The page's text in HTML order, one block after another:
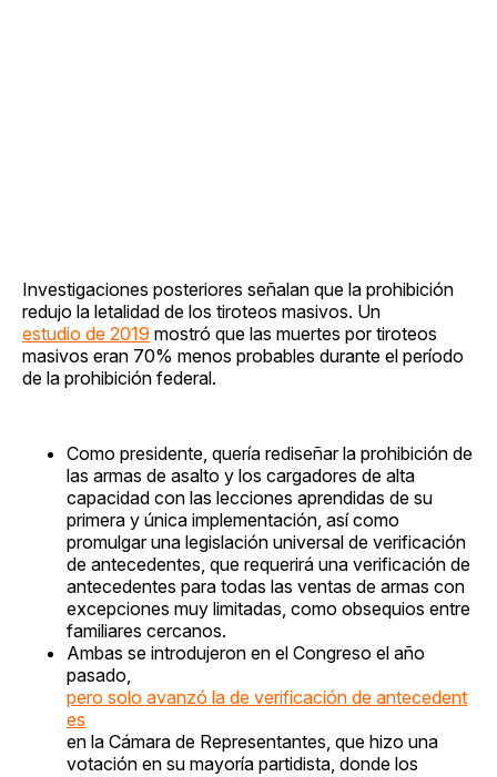
Investigaciones posteriores señalan que la prohibición
redujo la letalidad de los tiroteos masivos. Un
estudio de 2019 mostró que las muertes por tiroteos
masivos eran 70% menos probables durante el período
de la prohibición federal.
Como presidente, quería rediseñar la prohibición de
las armas de asalto y los cargadores de alta
capacidad con las lecciones aprendidas de su
primera y única implementación, así como
promulgar una legislación universal de verificación
de antecedentes, que requerirá una verificación de
antecedentes para todas las ventas de armas con
excepciones muy limitadas, como obsequios entre
familiares cercanos.
Ambas se introdujeron en el Congreso el año
pasado,
pero solo avanzó la de verificación de antecedent
es
en la Cámara de Representantes, que hizo una
votación en su mayoría partidista, donde los